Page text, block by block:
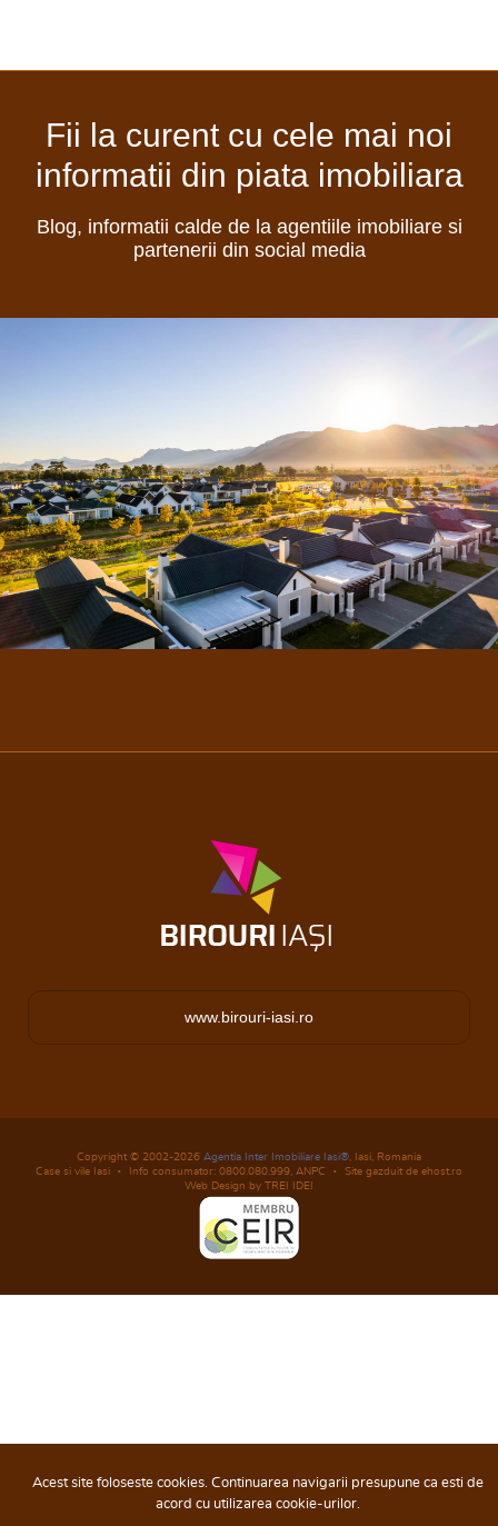
Fii la curent cu cele mai noi
informatii din piata imobiliara
Blog, informatii calde de la agentiile imobiliare si
partenerii din social media
www.birouri-iasi.ro
Copyright © 2002-2026 Agentia Inter Imobiliare Iasi® , Iasi, Romania
Case si vile Iasi
Info consumator: 0800.080.999, ANPC
Site gazduit de ehost.ro
Web Design by TREI IDEI
Acest site foloseste cookies. Continuarea navigarii presupune ca esti de
acord cu utilizarea cookie-urilor.